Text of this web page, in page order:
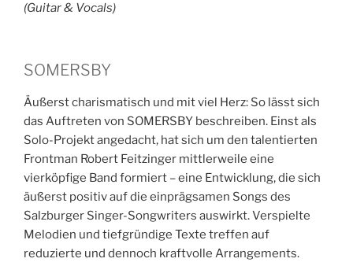
(Guitar & Vocals)
SOMERSBY
Äußerst charismatisch und mit viel Herz: So lässt sich
das Auftreten von SOMERSBY beschreiben. Einst als
Solo-Projekt angedacht, hat sich um den talentierten
Frontman Robert Feitzinger mittlerweile eine
vierköpfige Band formiert – eine Entwicklung, die sich
äußerst positiv auf die einprägsamen Songs des
Salzburger Singer-Songwriters auswirkt. Verspielte
Melodien und tiefgründige Texte treffen auf
reduzierte und dennoch kraftvolle Arrangements.